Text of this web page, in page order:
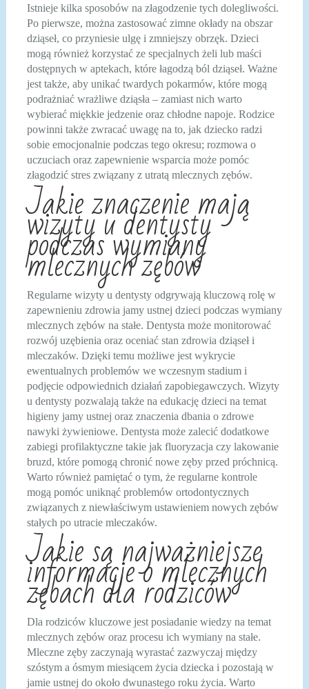
Istnieje kilka sposobów na złagodzenie tych dolegliwości.
Po pierwsze, można zastosować zimne okłady na obszar
dziąseł, co przyniesie ulgę i zmniejszy obrzęk. Dzieci
mogą również korzystać ze specjalnych żeli lub maści
dostępnych w aptekach, które łagodzą ból dziąseł. Ważne
jest także, aby unikać twardych pokarmów, które mogą
podrażniać wrażliwe dziąsła – zamiast nich warto
wybierać miękkie jedzenie oraz chłodne napoje. Rodzice
powinni także zwracać uwagę na to, jak dziecko radzi
sobie emocjonalnie podczas tego okresu; rozmowa o
uczuciach oraz zapewnienie wsparcia może pomóc
złagodzić stres związany z utratą mlecznych zębów.
Jakie znaczenie mają
wizyty u dentysty
podczas wymiany
mlecznych zębów
Regularne wizyty u dentysty odgrywają kluczową rolę w
zapewnieniu zdrowia jamy ustnej dzieci podczas wymiany
mlecznych zębów na stałe. Dentysta może monitorować
rozwój uzębienia oraz oceniać stan zdrowia dziąseł i
mleczaków. Dzięki temu możliwe jest wykrycie
ewentualnych problemów we wczesnym stadium i
podjęcie odpowiednich działań zapobiegawczych. Wizyty
u dentysty pozwalają także na edukację dzieci na temat
higieny jamy ustnej oraz znaczenia dbania o zdrowe
nawyki żywieniowe. Dentysta może zalecić dodatkowe
zabiegi profilaktyczne takie jak fluoryzacja czy lakowanie
bruzd, które pomogą chronić nowe zęby przed próchnicą.
Warto również pamiętać o tym, że regularne kontrole
mogą pomóc uniknąć problemów ortodontycznych
związanych z niewłaściwym ustawieniem nowych zębów
stałych po utracie mleczaków.
Jakie są najważniejsze
informacje o mlecznych
zębach dla rodziców
Dla rodziców kluczowe jest posiadanie wiedzy na temat
mlecznych zębów oraz procesu ich wymiany na stałe.
Mleczne zęby zaczynają wyrastać zazwyczaj między
szóstym a ósmym miesiącem życia dziecka i pozostają w
jamie ustnej do około dwunastego roku życia. Warto